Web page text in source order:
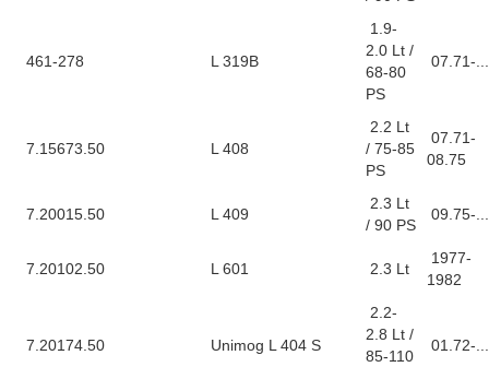
461-278 L 319B
1.9-
2.0 Lt /
68-80
PS
07.71-...
7.15673.50 L 408
2.2 Lt
/ 75-85
PS
07.71-
08.75
7.20015.50 L 409
2.3 Lt
/ 90 PS
09.75-...
7.20102.50 L 601 2.3 Lt
1977-
1982
7.20174.50 Unimog L 404 S
2.2-
2.8 Lt /
85-110
01.72-...